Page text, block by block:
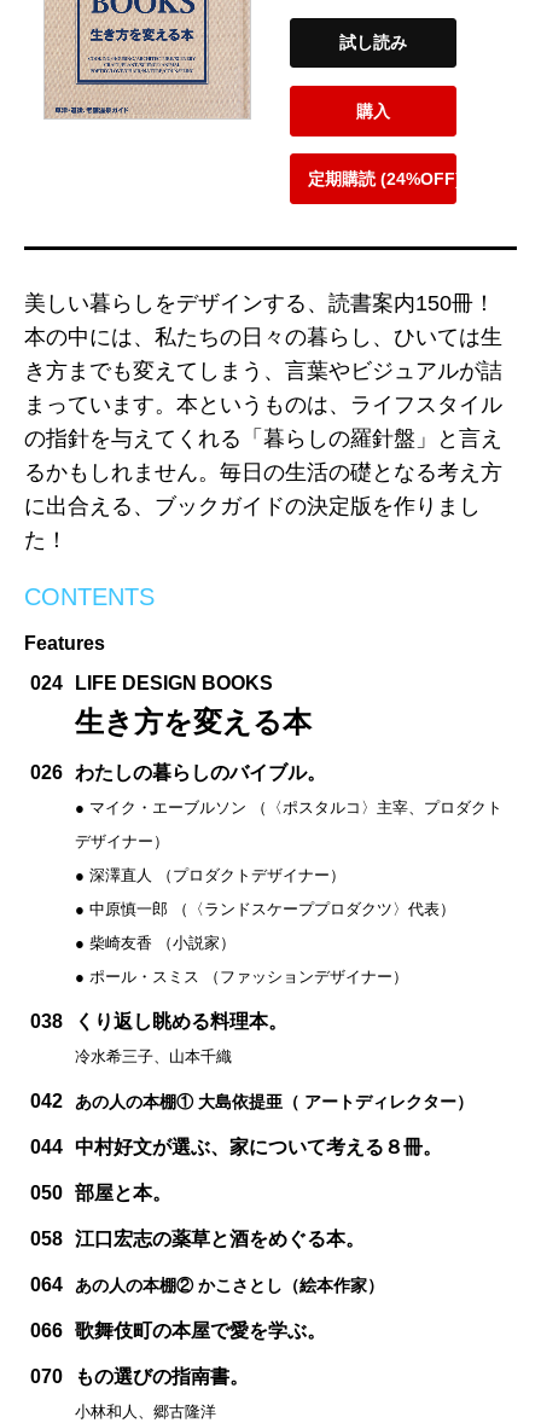
試し読み
購入
定期購読 (24%OFF)
美しい暮らしをデザインする、読書案内150冊！
本の中には、私たちの日々の暮らし、ひいては生
き方までも変えてしまう、言葉やビジュアルが詰
まっています。本というものは、ライフスタイル
の指針を与えてくれる「暮らしの羅針盤」と言え
るかもしれません。毎日の生活の礎となる考え方
に出合える、ブックガイドの決定版を作りまし
た！
CONTENTS
Features
024
LIFE DESIGN BOOKS
生き方を変える本
026 わたしの暮らしのバイブル。
● マイク・エーブルソン （〈ポスタルコ〉主宰、プロダクト
デザイナー）
● 深澤直人 （プロダクトデザイナー）
● 中原慎一郎 （〈ランドスケーププロダクツ〉代表）
● 柴崎友香 （小説家）
● ポール・スミス （ファッションデザイナー）
038 くり返し眺める料理本。
冷水希三子、山本千織
042 あの人の本棚① 大島依提亜（ アートディレクター）
044 中村好文が選ぶ、家について考える８冊。
050 部屋と本。
058 江口宏志の薬草と酒をめぐる本。
064 あの人の本棚② かこさとし（絵本作家）
066 歌舞伎町の本屋で愛を学ぶ。
070 もの選びの指南書。
小林和人、郷古隆洋